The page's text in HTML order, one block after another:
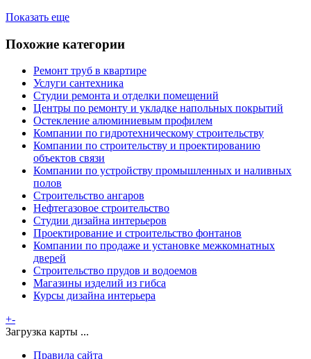
Показать еще
Похожие категории
Ремонт труб в квартире
Услуги сантехника
Студии ремонта и отделки помещений
Центры по ремонту и укладке напольных покрытий
Остекление алюминиевым профилем
Компании по гидротехническому строительству
Компании по строительству и проектированию
объектов связи
Компании по устройству промышленных и наливных
полов
Строительство ангаров
Нефтегазовое строительство
Студии дизайна интерьеров
Проектирование и строительство фонтанов
Компании по продаже и установке межкомнатных
дверей
Строительство прудов и водоемов
Магазины изделий из гибса
Курсы дизайна интерьера
+-
Загрузка карты ...
Правила сайта